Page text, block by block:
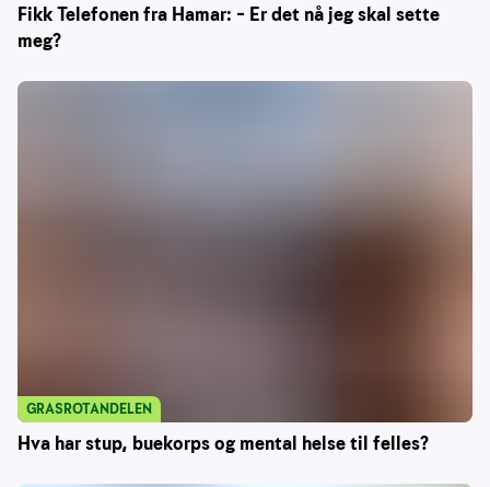
Fikk Telefonen fra Hamar: – Er det nå jeg skal sette
meg?
Hva har stup, buekorps og mental helse til felles?
GRASROTANDELEN